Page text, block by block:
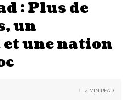
: Plus de
un
une nation
4 MIN READ